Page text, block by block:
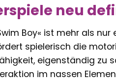
neu
Boy« ist mehr als
spielerisch die
eigenständig zu
im nassen